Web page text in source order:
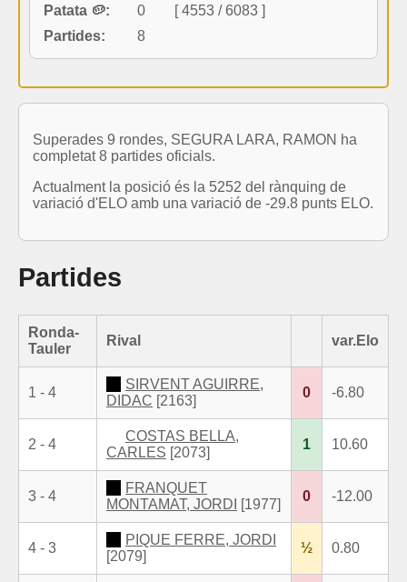
Patata 🥔:
0
[ 4553 / 6083 ]
Partides:
8
Superades 9 rondes, SEGURA LARA, RAMON ha
completat 8 partides oficials.
Actualment la posició és la 5252 del rànquing de
variació d'ELO amb una variació de -29.8 punts ELO.
Partides
Ronda-
Tauler
Rival var.Elo
1 - 4
SIRVENT AGUIRRE,
DIDAC [2163]
0 -6.80
2 - 4
COSTAS BELLA,
CARLES [2073]
1 10.60
3 - 4
FRANQUET
MONTAMAT, JORDI
[1977]
0 -12.00
4 - 3
PIQUE FERRE, JORDI
[2079]
½ 0.80